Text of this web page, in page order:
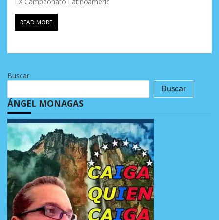
LX Campeonato Latinoameric
READ MORE
Buscar
Buscar
ÁNGEL MONAGAS